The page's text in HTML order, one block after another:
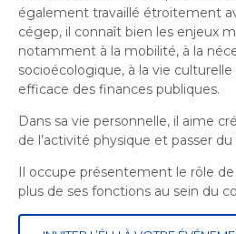
également travaillé étroitement
cégep, il connaît bien les enjeux
notamment à la mobilité, à la
socioécologique, à la vie culturelle
efficace des finances publiques.
Dans sa vie personnelle, il aime
de l’activité physique et passer
Il occupe présentement le rôle
plus de ses fonctions au sein du